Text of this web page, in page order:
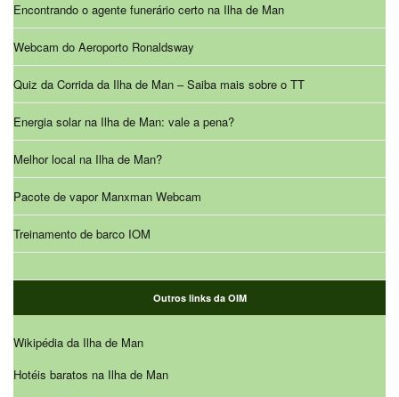
Encontrando o agente funerário certo na Ilha de Man
Webcam do Aeroporto Ronaldsway
Quiz da Corrida da Ilha de Man – Saiba mais sobre o TT
Energia solar na Ilha de Man: vale a pena?
Melhor local na Ilha de Man?
Pacote de vapor Manxman Webcam
Treinamento de barco IOM
Outros links da OIM
Wikipédia da Ilha de Man
Hotéis baratos na Ilha de Man